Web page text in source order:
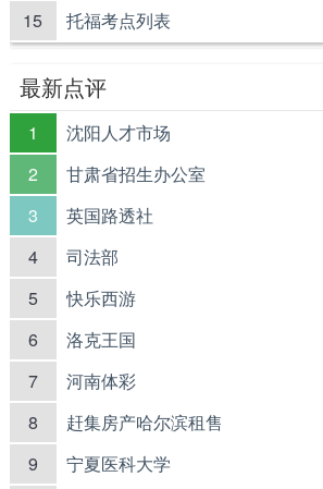
15 托福考点列表
最新点评
1 沈阳人才市场
2 甘肃省招生办公室
3 英国路透社
4 司法部
5 快乐西游
6 洛克王国
7 河南体彩
8 赶集房产哈尔滨租售
9 宁夏医科大学